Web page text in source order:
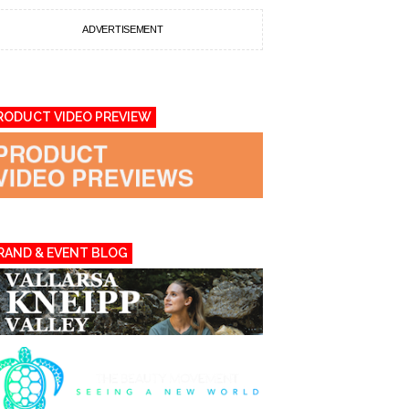
ADVERTISEMENT
VIDEO PREVIEW
& EVENT BLOG